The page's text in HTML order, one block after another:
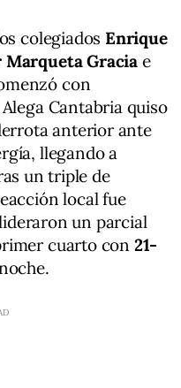
colegiados Enrique
Marqueta Gracia e
con
Cantabria quiso
anterior ante
llegando a
un triple de
local fue
un parcial
cuarto con 21-